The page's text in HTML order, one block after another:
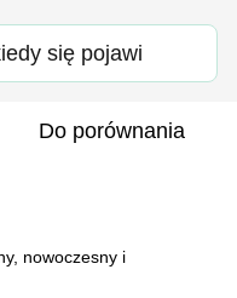
się pojawi
Do porównania
nowoczesny i